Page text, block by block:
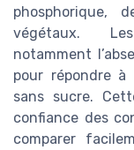
phosphorique,
végétaux.
notamment
pour répondre à
sans sucre.
confiance des
comparer